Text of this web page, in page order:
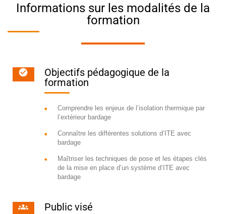
Informations sur les modalités de la
formation
Objectifs pédagogique de la
formation
Comprendre les enjeux de l’isolation thermique par
l’extérieur bardage
Connaître les différentes solutions d’ITE avec
bardage
Maîtriser les techniques de pose et les étapes clés
de la mise en place d’un système d’ITE avec
bardage
Public visé